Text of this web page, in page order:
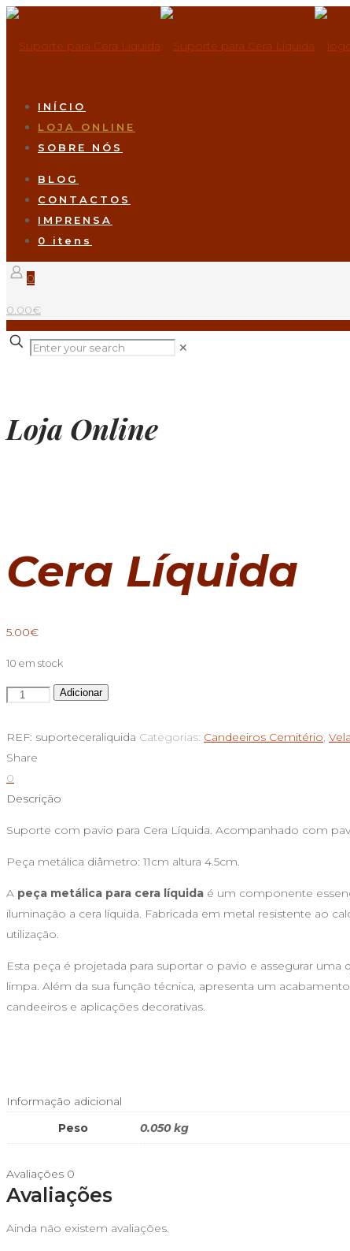
INÍCIO
LOJA ONLINE
SOBRE NÓS
BLOG
CONTACTOS
IMPRENSA
0 itens
0
0.00€
✕
Loja Online
Cera Líquida
5.00€
10 em stock
Quantidade
Suporte
para
Cera
Líquida
Adicionar
REF: suporteceraliquida Categorias: Candeeiros Cemitério,
Share
0
Descrição
Suporte com pavio para Cera Líquida. Acompanhado com
Peça metálica diâmetro: 11cm altura 4.5cm.
A peça metálica para cera líquida é um componente
iluminação a cera líquida. Fabricada em metal resistente ao
utilização.
Esta peça é projetada para suportar o pavio e assegurar
limpa. Além da sua função técnica, apresenta um
candeeiros e aplicações decorativas.
Informação adicional
Peso
0.050 kg
Avaliações 0
Avaliações
Ainda não existem avaliações.